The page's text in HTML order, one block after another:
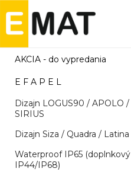
AKCIA - do vypredania
E F A P E L
Dizajn LOGUS90 / APOLO /
SIRIUS
Dizajn Siza / Quadra / Latina
Waterproof IP65 (doplnkový
IP44/IP68)